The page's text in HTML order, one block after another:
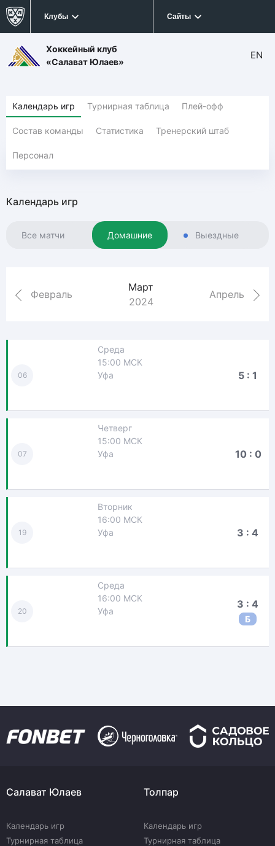
Клубы Сайты
Хоккейный клуб
«Салават Юлаев»
EN
Календарь игр Турнирная таблица Плей-офф
Состав команды Статистика Тренерский штаб
Персонал
Календарь игр
Все матчи Домашние Выездные
Февраль
Март
2024
Апрель
06
Среда
15:00 МСК
Уфа
5 : 1
07
Четверг
15:00 МСК
Уфа
10 : 0
19
Вторник
16:00 МСК
Уфа
3 : 4
20
Среда
16:00 МСК
Уфа
3 : 4
Б
Салават Юлаев
Календарь игр
Турнирная таблица
Толпар
Календарь игр
Турнирная таблица